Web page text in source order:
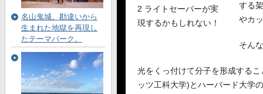
する
やカ
そん
光をくっ付けて分子を形成する
ッツ工科大学)とハーバード大学
名山鬼城。勘違いから
生まれた地獄を再現し
たテーマパーク。